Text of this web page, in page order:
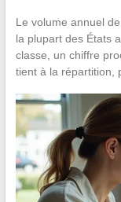
Le volume annuel
la plupart des États
classe, un chiffre
tient à la répartition,